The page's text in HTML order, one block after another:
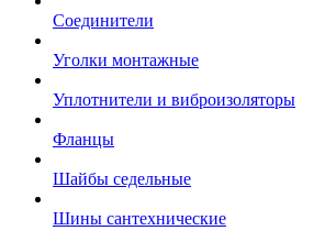
Соединители
Уголки монтажные
Уплотнители и виброизоляторы
Фланцы
Шайбы седельные
Шины сантехнические